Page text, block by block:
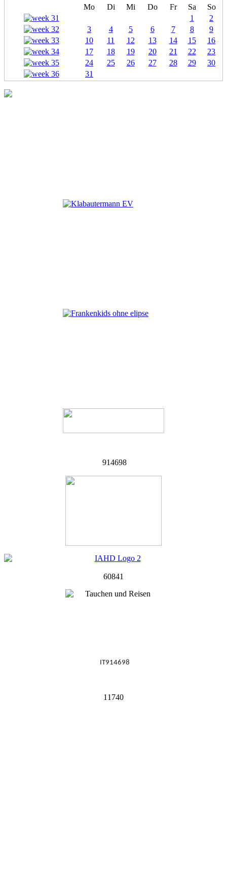
Mo Di Mi Do Fr Sa
So
1
2
3
4 5 6 7 8
9
10
11 12 13 14 15
16
17
18 19 20 21 22
23
24
25 26 27 28 29
30
31
914698
60841
IT914698
11740